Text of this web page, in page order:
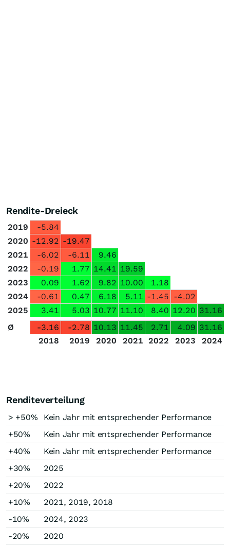
Rendite-Dreieck
2019
-5.84
2020 -12.92 -19.47
2021
-6.02 -6.11
9.46
2022
-0.19 1.77 14.41 19.59
2023
0.09 1.62 9.82 10.00
1.18
2024
-0.61 0.47 6.18 5.11 -1.45 -4.02
2025
3.41 5.03 10.77 11.10 8.40 12.20 31.16
Ø
-3.16 -2.78 10.13 11.45 2.71 4.09 31.16
2018
2019 2020 2021 2022 2023 2024
Renditeverteilung
> +50%
Kein Jahr mit entsprechender Performance
+50%
Kein Jahr mit entsprechender Performance
+40%
Kein Jahr mit entsprechender Performance
+30%
2025
+20%
2022
+10%
2021, 2019, 2018
-10%
2024, 2023
-20%
2020